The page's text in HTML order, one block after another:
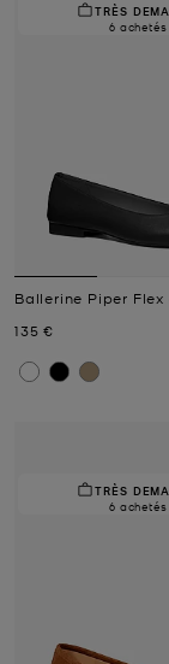
TRÈS
6 achetés
Ballerine Piper Flex
Prix actuel
135 €
TRÈS
6 achetés